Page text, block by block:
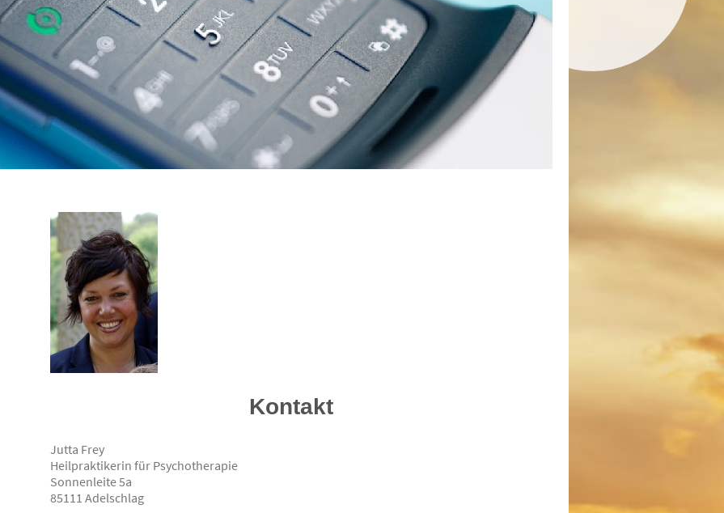
Kontakt
Jutta Frey
Heilpraktikerin für Psychotherapie
Sonnenleite 5a
85111 Adelschlag